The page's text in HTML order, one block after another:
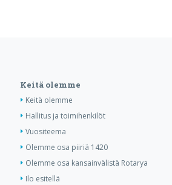
Keitä olemme
Keitä olemme
Hallitus ja toimihenkilöt
Vuositeema
Olemme osa piiriä 1420
Olemme osa kansainvälistä Rotarya
Ilo esitellä